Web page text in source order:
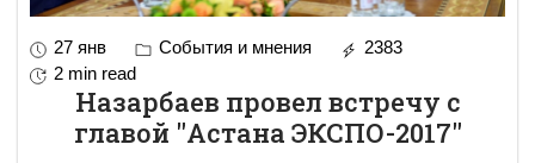
27 янв События и мнения
2383
2 min read
Назарбаев провел встречу с
главой "Астана ЭКСПО-2017"